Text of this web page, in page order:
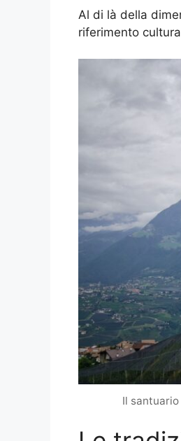
Al di là della
riferimento
Il